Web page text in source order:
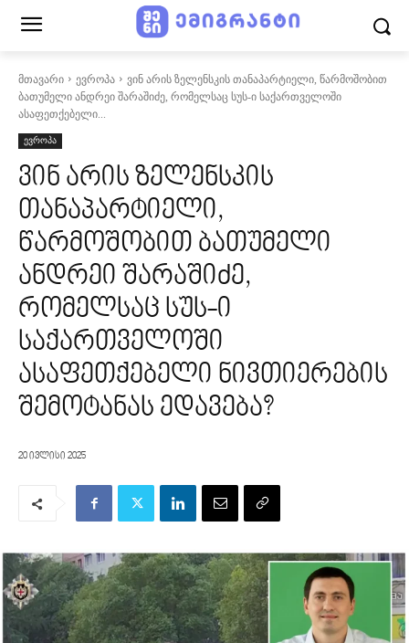
მთავარი ევროპა
ვინ არის ზელენსკის თანაპარტიელი, წარმოშობით
ბათუმელი ანდრეი შარაშიძე, რომელსაც სუს-ი საქართველოში
ასაფეთქებელი...
ევროპა
ვინ არის ზელენსკის
თანაპარტიელი,
წარმოშობით ბათუმელი
ანდრეი შარაშიძე,
რომელსაც სუს-ი
საქართველოში
ასაფეთქებელი ნივთიერების
შემოტანას ედავება?
20 ივლისი 2025